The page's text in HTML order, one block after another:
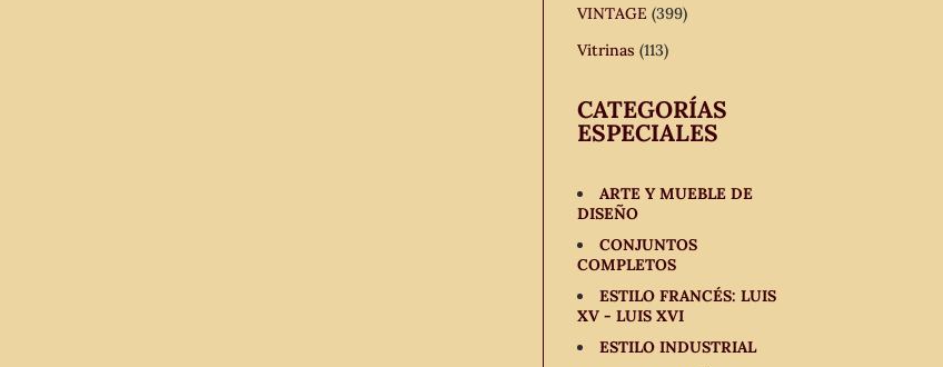
VINTAGE (399)
Vitrinas (113)
CATEGORÍAS
ESPECIALES
ARTE Y MUEBLE DE
DISEÑO
CONJUNTOS
COMPLETOS
ESTILO FRANCÉS: LUIS
XV - LUIS XVI
ESTILO INDUSTRIAL